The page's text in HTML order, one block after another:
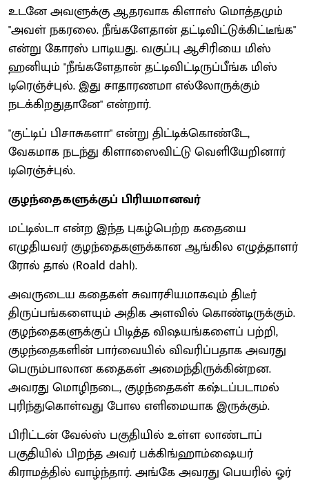
உடனே அவளுக்கு ஆதரவாக கிளாஸ் மொத்தமும்
"அவள் நகரலை. நீங்களேதான் தட்டிவிட்டுக்கிட்டீங்க"
என்று கோரஸ் பாடியது. வகுப்பு ஆசிரியை மிஸ்
ஹனியும் "நீங்களேதான் தட்டிவிட்டிருப்பீங்க மிஸ்
டிரெஞ்ச்புல். இது சாதாரணமா எல்லோருக்கும்
நடக்கிறதுதானே" என்றார்.
"குட்டிப் பிசாசுகளா" என்று திட்டிக்கொண்டே,
வேகமாக நடந்து கிளாஸைவிட்டு வெளியேறினார்
டிரெஞ்ச்புல்.
குழந்தைகளுக்குப் பிரியமானவர்
மட்டில்டா என்ற இந்த புகழ்பெற்ற கதையை
எழுதியவர் குழந்தைகளுக்கான ஆங்கில எழுத்தாளர்
ரோல் தால் (Roald dahl).
அவருடைய கதைகள் சுவாரசியமாகவும் திடீர்
திருப்பங்களையும் அதிக அளவில் கொண்டிருக்கும்.
குழந்தைகளுக்குப் பிடித்த விஷயங்களைப் பற்றி,
குழந்தைகளின் பார்வையில் விவரிப்பதாக அவரது
பெரும்பாலான கதைகள் அமைந்திருக்கின்றன.
அவரது மொழிநடை, குழந்தைகள் கஷ்டப்படாமல்
புரிந்துகொள்வது போல எளிமையாக இருக்கும்.
பிரிட்டன் வேல்ஸ் பகுதியில் உள்ள லாண்டாப்
பகுதியில் பிறந்த அவர் பக்கிங்ஹாம்ஷையர்
கிராமத்தில் வாழ்ந்தார். அங்கே அவரது பெயரில் ஓர்